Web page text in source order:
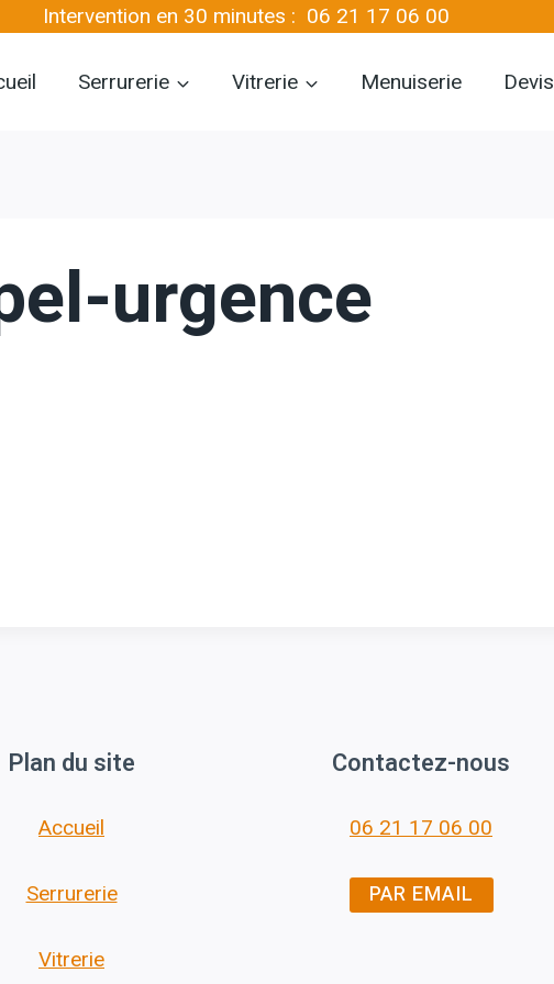
Intervention en 30 minutes : 06 21 17 06 00
Serrurerie Vitrerie Menuiserie Devis
urgence
Plan du site
Accueil
Serrurerie
Vitrerie
Contactez-nous
06 21 17 06 00
PAR EMAIL